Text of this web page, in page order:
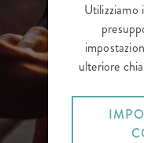
Utilizziamo
ulteriore